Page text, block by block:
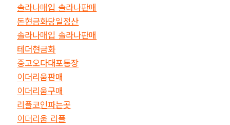
솔라나매입 솔라나판매
돈현금화당일정산
솔라나매입 솔라나판매
테더현금화
중고오다대포통장
이더리움판매
이더리움구매
리플코인파는곳
이더리움 리플